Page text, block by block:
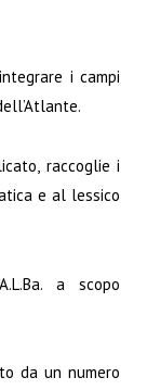
i campi
raccoglie i
e al lessico
a scopo
da un numero